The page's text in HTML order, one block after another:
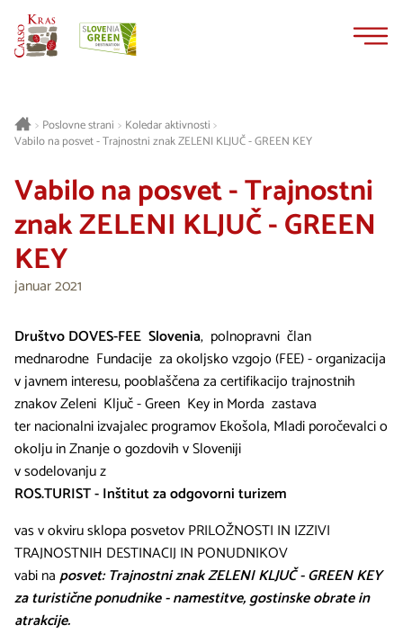
> Poslovne strani > Koledar aktivnosti >
Vabilo na posvet - Trajnostni znak ZELENI KLJUČ - GREEN KEY
Vabilo na posvet - Trajnostni
znak ZELENI KLJUČ - GREEN
KEY
januar 2021
Društvo DOVES-FEE Slovenia, polnopravni član
mednarodne Fundacije za okoljsko vzgojo (FEE) - organizacija
v javnem interesu, pooblaščena za certifikacijo trajnostnih
znakov Zeleni Ključ - Green Key in Morda zastava
ter nacionalni izvajalec programov Ekošola, Mladi poročevalci o
okolju in Znanje o gozdovih v Sloveniji
v sodelovanju z
ROS.TURIST - Inštitut za odgovorni turizem
vas v okviru sklopa posvetov PRILOŽNOSTI IN IZZIVI
TRAJNOSTNIH DESTINACIJ IN PONUDNIKOV
vabi naposvet: Trajnostni znak ZELENI KLJUČ - GREEN KEY
za turistične ponudnike - namestitve, gostinske obrate in
atrakcije.